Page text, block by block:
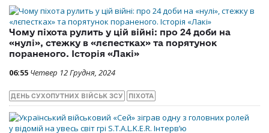
Чому піхота рулить у цій війні: про 24 доби на
«нулі», стежку в «лєпестках» та порятунок
пораненого. Історія «Лакі»
06:55 Четвер 12 Грудня, 2024
ДЕНЬ СУХОПУТНИХ ВІЙСЬК ЗСУ ПІХОТА